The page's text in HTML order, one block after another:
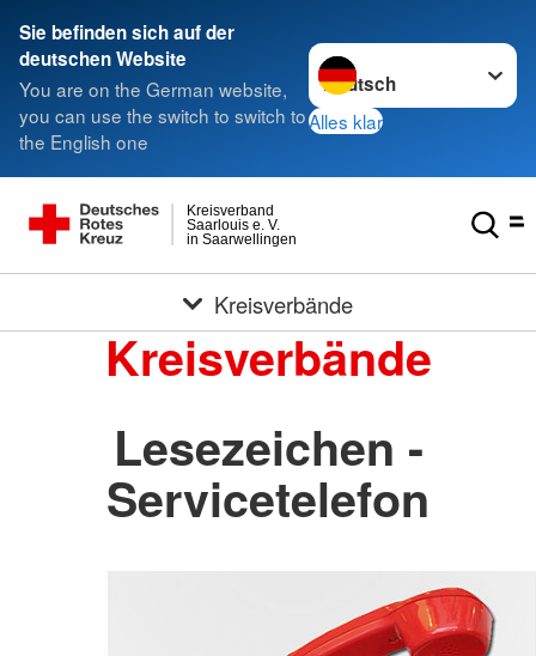
Sie befinden sich auf der
deutschen Website
You are on the German website,
you can use the switch to switch to
the English one
Sprache wechseln zu
Alles klar
in Saarwellingen
Saarlouis e. V.
Kreisverband
Kreisverbände
Kreisverbände
Lesezeichen -
Servicetelefon